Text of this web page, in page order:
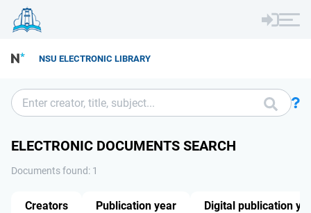
NSU ELECTRONIC LIBRARY
ELECTRONIC DOCUMENTS SEARCH
Documents found: 1
Creators Publication year Digital publication